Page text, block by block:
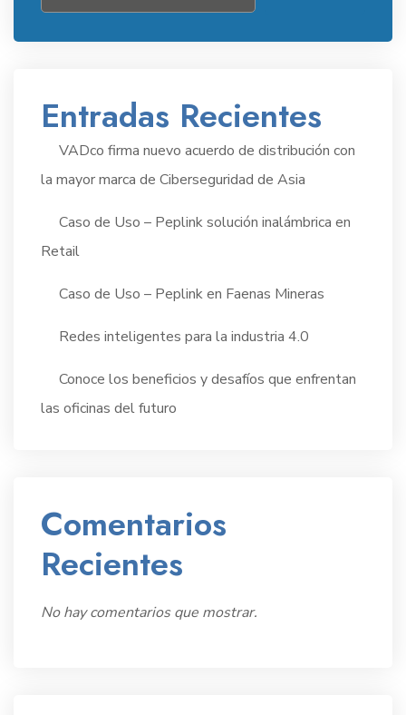
Entradas Recientes
VADco firma nuevo acuerdo de distribución con
la mayor marca de Ciberseguridad de Asia
Caso de Uso – Peplink solución inalámbrica en
Retail
Caso de Uso – Peplink en Faenas Mineras
Redes inteligentes para la industria 4.0
Conoce los beneficios y desafíos que enfrentan
las oficinas del futuro
Comentarios
Recientes
No hay comentarios que mostrar.